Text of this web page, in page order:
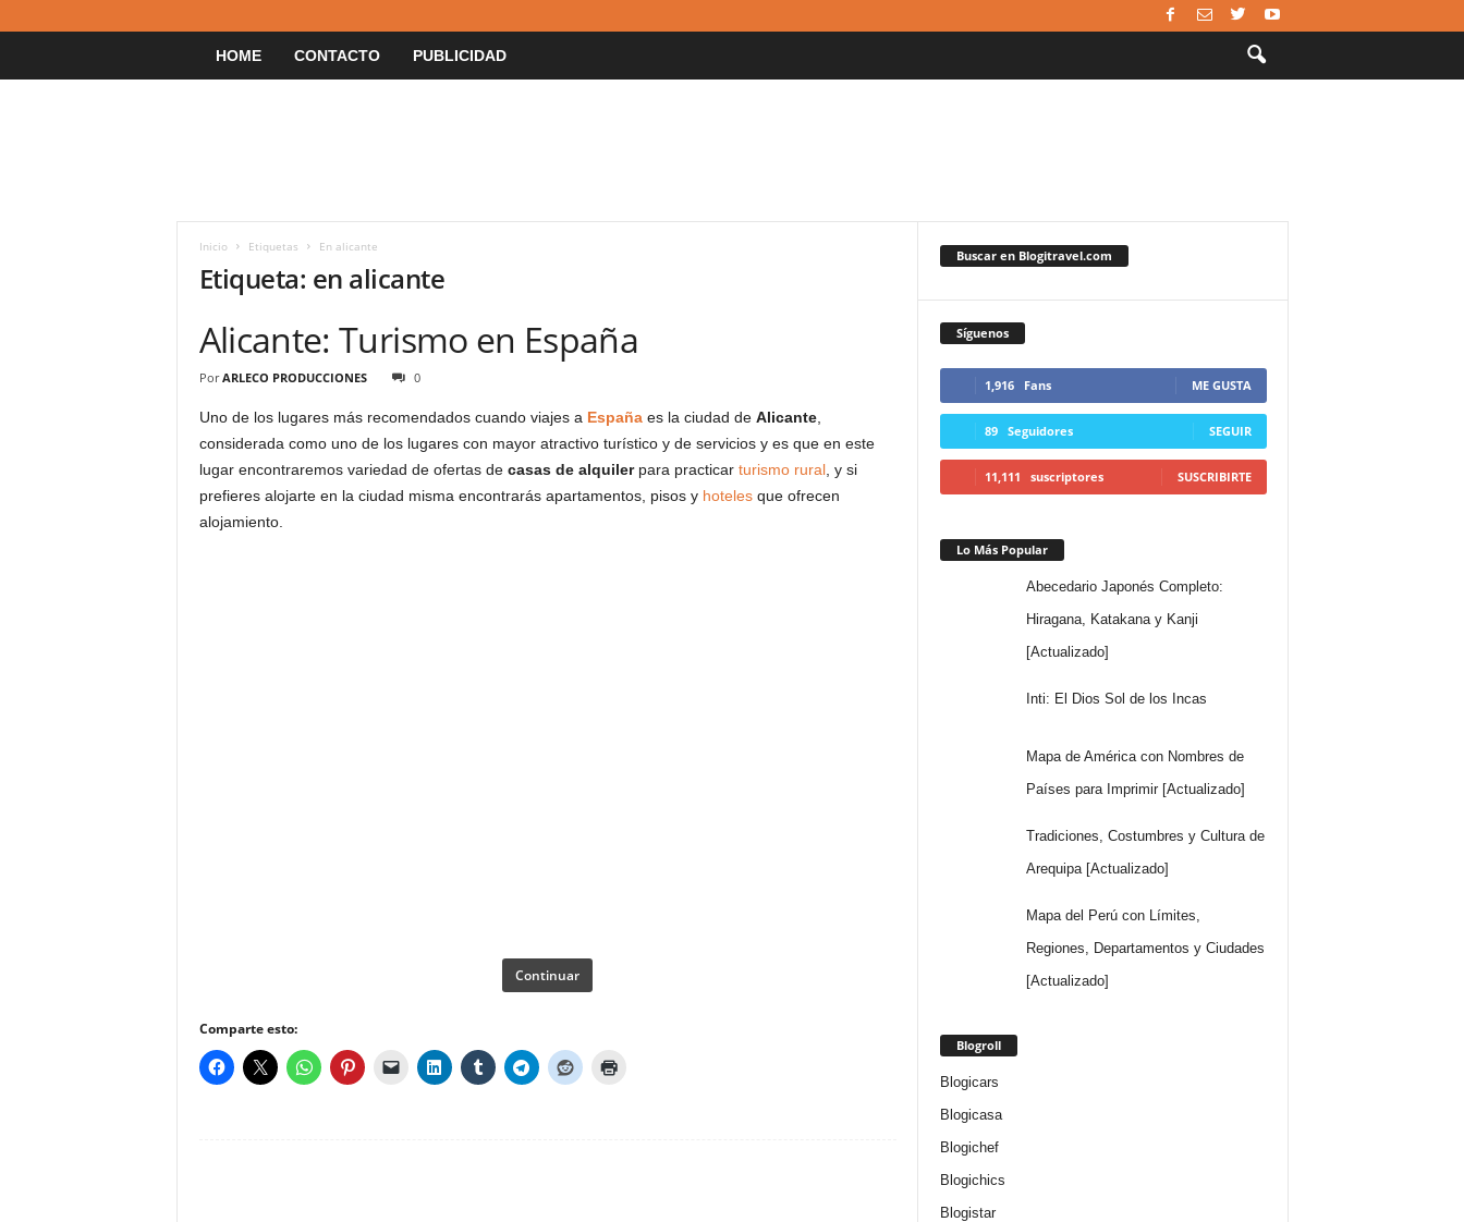
HOME CONTACTO PUBLICIDAD
Inicio Etiquetas En alicante
Etiqueta: en alicante
Alicante: Turismo en España
Por ARLECO PRODUCCIONES 0
Uno de los lugares más recomendados cuando viajes a Españaes la ciudad de Alicante,
considerada como uno de los lugares con mayor atractivo turístico y de servicios y es que en este
lugar encontraremos variedad de ofertas de casas de alquilerpara practicar turismo rural, y si
prefieres alojarte en la ciudad misma encontrarás apartamentos, pisos y hotelesque ofrecen
alojamiento.
Continuar
Comparte esto:
Buscar en Blogitravel.com
Síguenos
1,916 Fans ME GUSTA
89 Seguidores SEGUIR
11,111 suscriptores SUSCRIBIRTE
Lo Más Popular
Abecedario Japonés Completo:
Hiragana, Katakana y Kanji
[Actualizado]
Inti: El Dios Sol de los Incas
Mapa de América con Nombres de
Países para Imprimir [Actualizado]
Tradiciones, Costumbres y Cultura de
Arequipa [Actualizado]
Mapa del Perú con Límites,
Regiones, Departamentos y Ciudades
[Actualizado]
Blogroll
Blogicars
Blogicasa
Blogichef
Blogichics
Blogistar